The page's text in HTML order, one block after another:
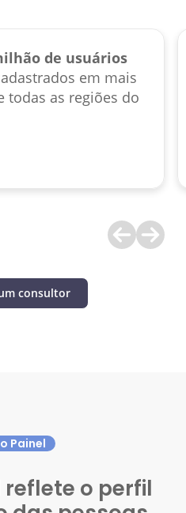
de usuários
em mais
todas as regiões do
consultor
Painel
reflete o perfil